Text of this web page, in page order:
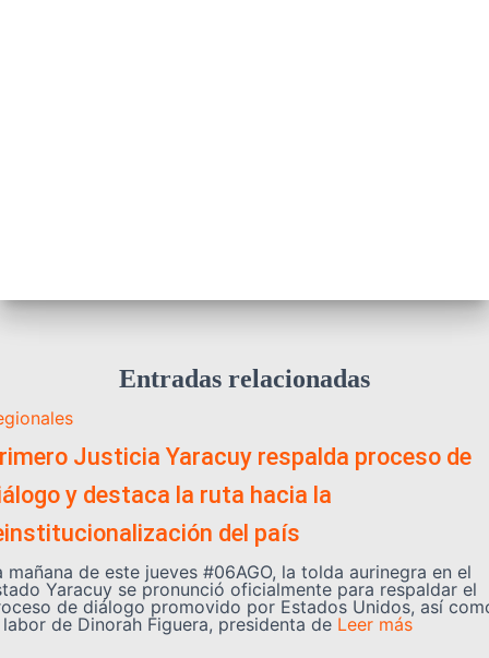
Entradas relacionadas
Justicia Yaracuy respalda proceso de
y destaca la ruta hacia la
del país
mañana de este jueves #06AGO, la tolda aurinegra en el
Yaracuy se pronunció oficialmente para respaldar el
de diálogo promovido por Estados Unidos, así
de Dinorah Figuera, presidenta de Leer más